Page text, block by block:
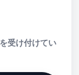
受け付けてい